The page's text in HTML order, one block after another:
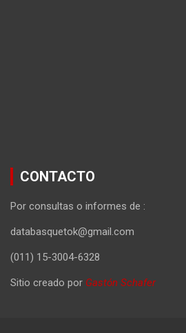
CONTACTO
Por consultas o informes de :
databasquetok@gmail.com
(011) 15-3004-6328
Sitio creado por Gastón Schafer